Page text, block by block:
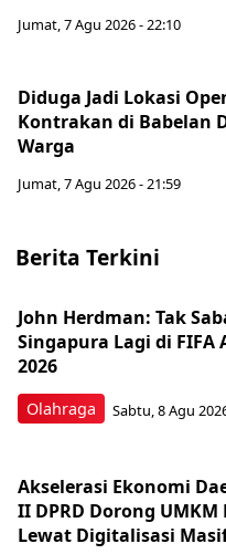
Jumat, 7 Agu 2026 - 22:10
Diduga Jadi Lokasi
Kontrakan di Babelan
Warga
Jumat, 7 Agu 2026 - 21:59
Berita Terkini
Olahraga
John Herdman: Tak
Singapura Lagi di FIFA
2026
Sabtu, 8 Agu
Akselerasi Ekonomi
II DPRD Dorong UMKM
Lewat Digitalisasi